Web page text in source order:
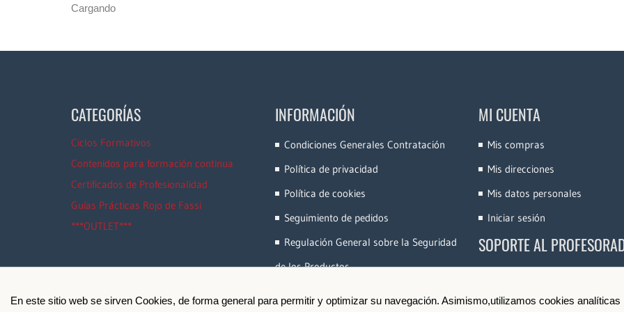
Cargando
En este sitio web se sirven Cookies, de forma general para permitir y optimizar su navegación. Asimismo,utilizamos cookies analíticas
CATEGORÍAS
Ciclos Formativos
Contenidos para formación continua
Certificados de Profesionalidad
Guías Prácticas Rojo de Fassi
***OUTLET***
INFORMACIÓN
Condiciones Generales Contratación
Política de privacidad
Política de cookies
Seguimiento de pedidos
Regulación General sobre la Seguridad
de los Productos
MI CUENTA
Mis compras
Mis direcciones
Mis datos personales
Iniciar sesión
SOPORTE AL
Conoce e-Videocinco